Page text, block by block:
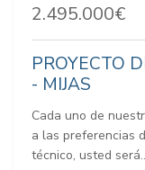
2.495.000€
PROYECTO
- MIJAS
Cada uno de
a las preferencias
técnico, usted